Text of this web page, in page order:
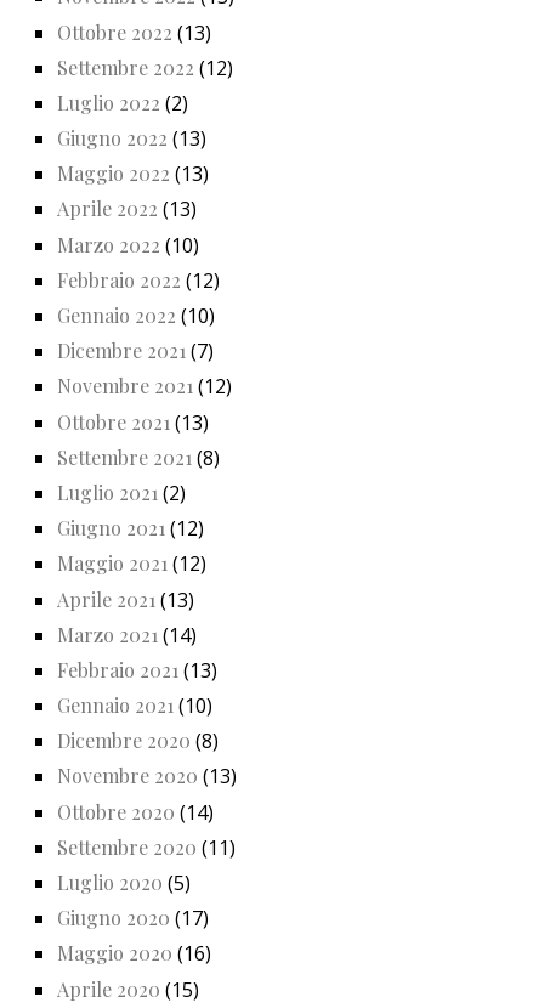
Ottobre 2022 (13)
Settembre 2022 (12)
Luglio 2022 (2)
Giugno 2022 (13)
Maggio 2022 (13)
Aprile 2022 (13)
Marzo 2022 (10)
Febbraio 2022 (12)
Gennaio 2022 (10)
Dicembre 2021 (7)
Novembre 2021(12)
Ottobre 2021 (13)
Settembre 2021 (8)
Luglio 2021 (2)
Giugno 2021 (12)
Maggio 2021(12)
Aprile 2021 (13)
Marzo 2021 (14)
Febbraio 2021 (13)
Gennaio 2021 (10)
Dicembre 2020 (8)
Novembre 2020 (13)
Ottobre 2020 (14)
Settembre 2020 (11)
Luglio 2020 (5)
Giugno 2020 (17)
Maggio 2020 (16)
Aprile 2020 (15)